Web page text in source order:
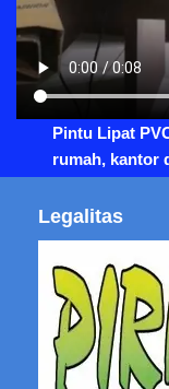
Pintu Lipat
rumah, kantor
Legalitas